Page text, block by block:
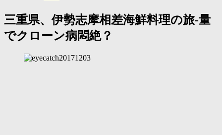
三重県、伊勢志摩相差海鮮料理の旅-量
でクローン病悶絶？